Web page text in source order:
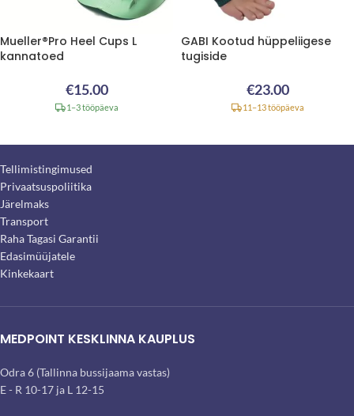
Mueller®Pro Heel Cups L
kannatoed
€15.00
1–3 tööpäeva
GABI Kootud hüppeliigese
tugiside
€23.00
11–13 tööpäeva
Tellimistingimused
Privaatsuspoliitika
Järelmaks
Transport
Raha Tagasi Garantii
Edasimüüjatele
Kinkekaart
MEDPOINT KESKLINNA KAUPLUS
Odra 6 (Tallinna bussijaama vastas)
E - R 10-17 ja L 12-15